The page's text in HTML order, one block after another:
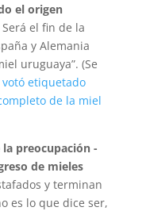
el origen
Será el fin de la
y Alemania
uruguaya”. (Se
etiquetado
de la miel
preocupación -
de mieles
y terminan
es lo que dice ser,